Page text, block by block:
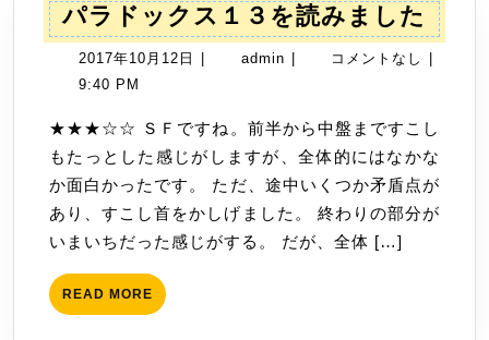
パラドックス１３を読みました
パ
ラ
ド
ク
ス
１
３
2017年10月12日
2017
月
12
日
| admin admin
| コメントなし
|
9:40 PM
★★★☆☆ ＳＦですね。前半から中盤まですこし
もたっとした感じがしますが、全体的にはなかな
か面白かったです。 ただ、途中いくつか矛盾点が
あり、すこし首をかしげました。 終わりの部分が
いまいちだった感じがする。 だが、全体 […]
READ MORE READ
MORE